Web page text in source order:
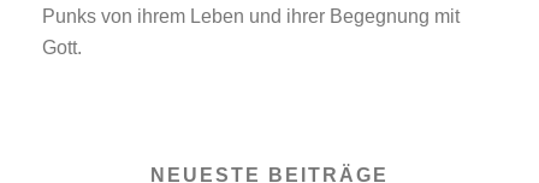
Punks von ihrem Leben und ihrer Begegnung mit
Gott.
NEUESTE BEITRÄGE